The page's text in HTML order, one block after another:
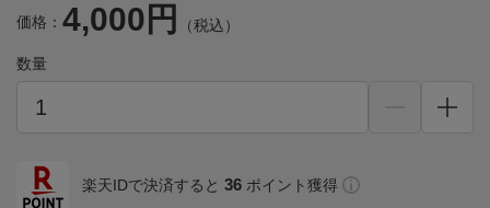
価格： 4,000円 （税込）
数量
楽天IDで決済すると 36 ポイント獲得